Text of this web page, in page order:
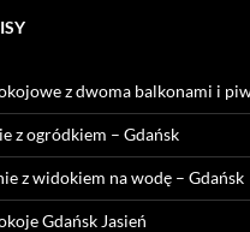
z dwoma balkonami i
z ogródkiem – Gdańsk
z widokiem na wodę – Gdańsk
Gdańsk Jasień